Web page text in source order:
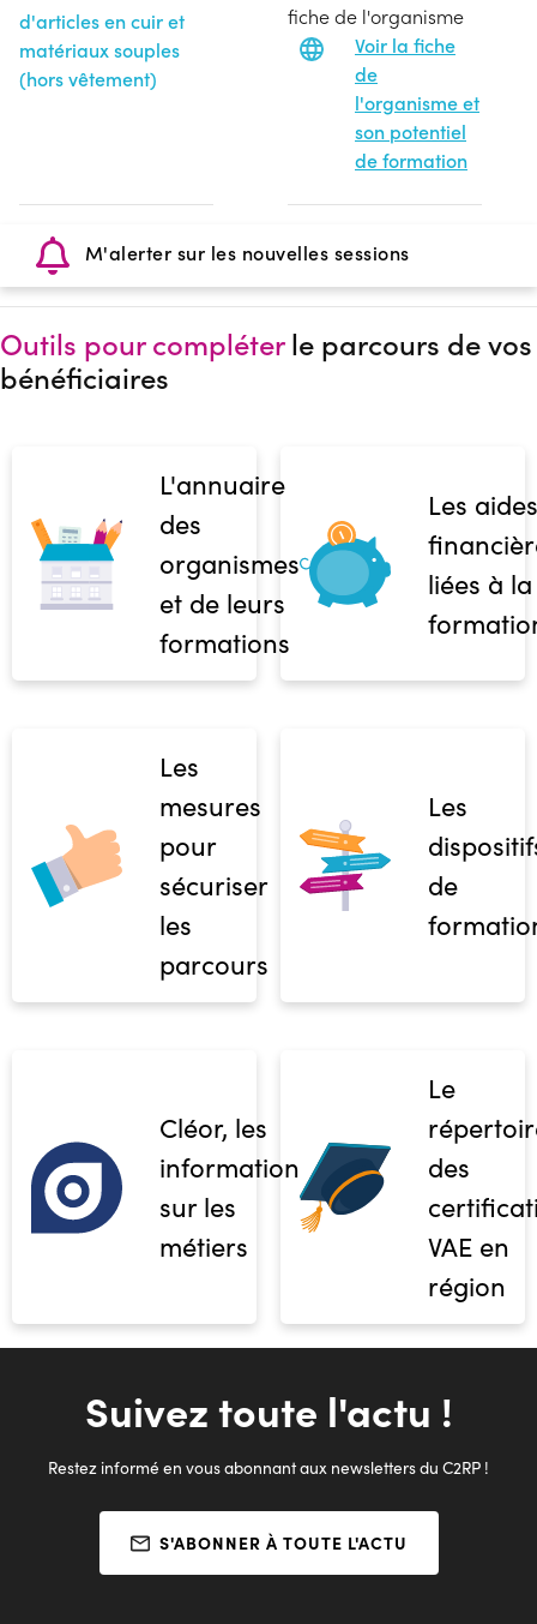
d'articles en cuir et
matériaux souples
(hors vêtement)
fiche de l'organisme
Voir la fiche
de
l'organisme et
son potentiel
de formation
M'alerter sur les nouvelles sessions
Outils pour compléterle parcours de vos
bénéficiaires
L'annuaire
des
organismes
et de leurs
formations
Les aides
liées à la
Les
mesures
pour
sécuriser
les
parcours
Les
de
Cléor, les
informations
sur les
métiers
Le
des
VAE en
région
Suivez toute l'actu !
Restez informé en vous abonnant aux newsletters du C2RP !
S'ABONNER À TOUTE L'ACTU